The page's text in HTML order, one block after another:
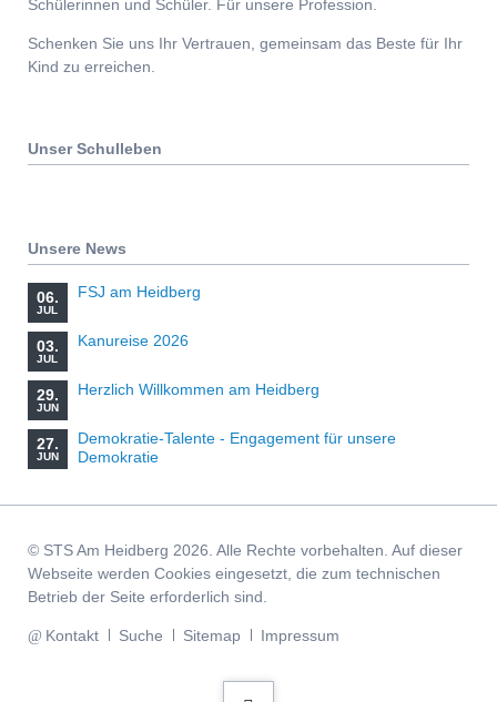
Schülerinnen und Schüler. Für unsere Profession.
Schenken Sie uns Ihr Vertrauen, gemeinsam das Beste für Ihr
Kind zu erreichen.
Unser Schulleben
Unsere News
06.
JUL
FSJ am Heidberg
03.
JUL
Kanureise 2026
29.
JUN
Herzlich Willkommen am Heidberg
27.
JUN
Demokratie-Talente - Engagement für unsere
Demokratie
© STS Am Heidberg 2026. Alle Rechte vorbehalten. Auf dieser
Webseite werden Cookies eingesetzt, die zum technischen
Betrieb der Seite erforderlich sind.
Navigation
Kontakt Suche Sitemap Impressum